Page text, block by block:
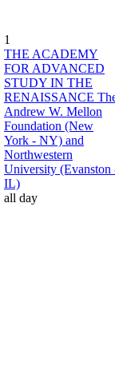
1
THE ACADEMY
FOR ADVANCED
STUDY IN THE
RENAISSANCE
Andrew W. Mellon
Foundation (New
York - NY) and
Northwestern
University (Evanston
IL)
all day